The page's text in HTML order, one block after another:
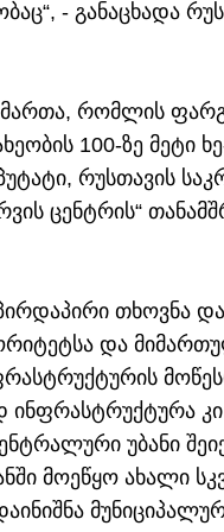
- განაცხადა
რომლის
100-ზე მეტი
რუსთავის
ცენტრის“
თხოვნა
და
უბანი
მოეწყო ახალი